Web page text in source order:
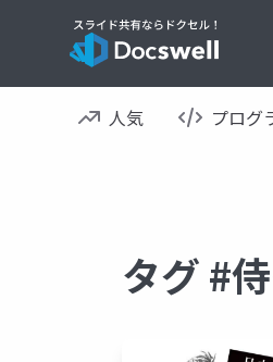
人気 プログ
タグ #